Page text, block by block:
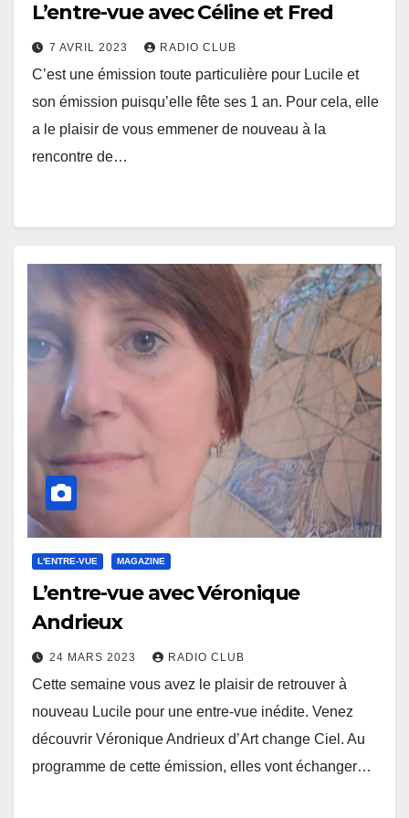
L’entre-vue avec Céline et Fred
7 AVRIL 2023 RADIO CLUB
C’est une émission toute particulière pour Lucile et
son émission puisqu’elle fête ses 1 an. Pour cela, elle
a le plaisir de vous emmener de nouveau à la
rencontre de…
L'ENTRE-VUE MAGAZINE
L’entre-vue avec Véronique
Andrieux
24 MARS 2023 RADIO CLUB
Cette semaine vous avez le plaisir de retrouver à
nouveau Lucile pour une entre-vue inédite. Venez
découvrir Véronique Andrieux d’Art change Ciel. Au
programme de cette émission, elles vont échanger…